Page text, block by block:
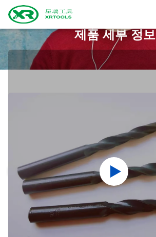
제품 세부 정보